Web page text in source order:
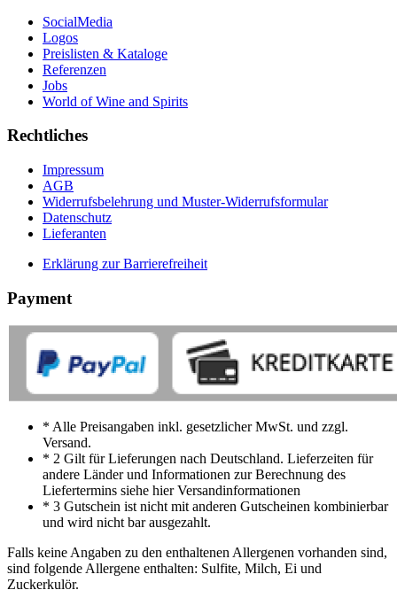
SocialMedia
Logos
Preislisten & Kataloge
Referenzen
Jobs
World of Wine and Spirits
Rechtliches
Impressum
AGB
Widerrufsbelehrung und Muster-Widerrufsformular
Datenschutz
Lieferanten
Erklärung zur Barrierefreiheit
Payment
* Alle Preisangaben inkl. gesetzlicher MwSt. und zzgl.
Versand.
* 2 Gilt für Lieferungen nach Deutschland. Lieferzeiten für
andere Länder und Informationen zur Berechnung des
Liefertermins siehe hier Versandinformationen
* 3 Gutschein ist nicht mit anderen Gutscheinen kombinierbar
und wird nicht bar ausgezahlt.
Falls keine Angaben zu den enthaltenen Allergenen vorhanden sind,
sind folgende Allergene enthalten: Sulfite, Milch, Ei und
Zuckerkulör.